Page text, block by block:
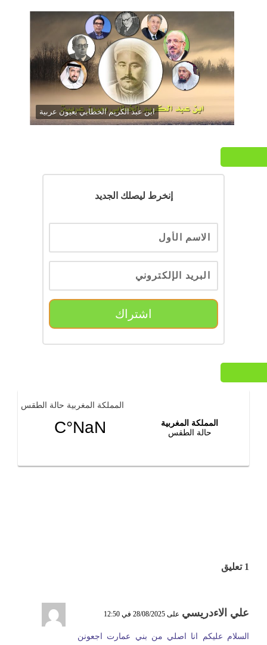
ابن عبد الكريم الخطابي بعيون عربية
إنخرط ليصلك الجديد
اشتراك
المملكة المغربية حالة الطقس
1 تعليق
علي الاءدريسي على 28/08/2025 في 12:50
السلام عليكم انا اصلي من بني عمارت اجعونن